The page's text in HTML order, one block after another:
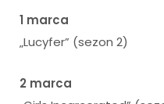
1 marca
„Lucyfer” (sezon 2)
2 marca